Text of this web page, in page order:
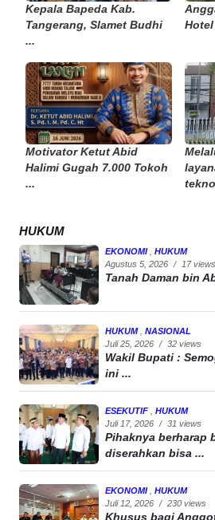
Kepala Bapeda Kab.
Tangerang, Slamet Budhi
...
Hotel
Motivator Ketut Abid
Halimi Gugah 7.000 Tokoh
...
HUKUM
EKONOMI
HUKUM
Agustus 5, 2026 / 17 views
Tanah Daman bin
HUKUM
NASIONAL
Juli 25, 2026 / 32 views
Wakil Bupati :
ini ...
ESEKUTIF
HUKUM
Juli 17, 2026 / 31 views
Pihaknya berharap
diserahkan bisa ...
EKONOMI
HUKUM
Juli 12, 2026 / 230 views
Khusus bagi